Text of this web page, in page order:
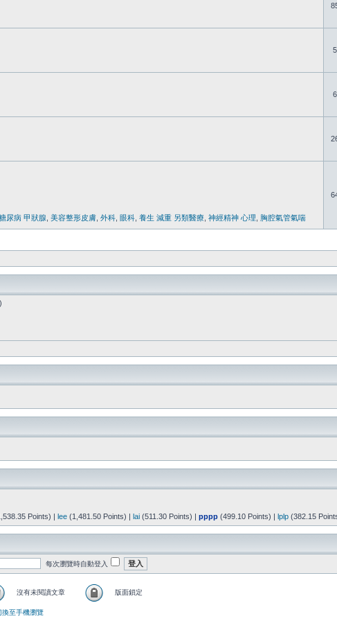
尿病 甲狀腺 美容整形皮膚 外科 眼科 養生 減重 另類醫療 神經精神 心理 胸腔氣管氣喘
Points) | lee (1,481.50 Points) | lai (511.30 Points) | pppp (499.10 Points) | lplp (382.15
每次瀏覽時自動登入
沒有未閱讀文章 版面鎖定
換至手機瀏覽